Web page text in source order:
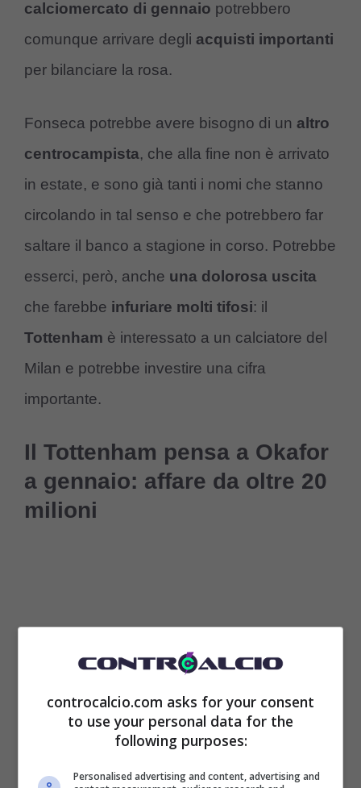
calciomercato di gennaio potrebbero
comunque arrivare degli acquisti importanti
per bilanciare la rosa.
Fonseca potrebbe avere bisogno di un altro
centrocampista, che alla fine non è arrivato
in estate, e sono già tanti i nomi che stanno
circolando in tal senso e che potrebbero far
saltare il banco a stagione in corso. Potrebbe
esserci, però, anche una dolorosa uscita
che farebbe infuriare molti tifosi: il
Tottenham è interessato a un calciatore del
Milan e potrebbe investire una cifra
importante.
Il Tottenham pensa a Okafor
a gennaio: affare da oltre 20
milioni
Noah Okafor ha mostrato in più occasioni la
controcalcio.com asks for your consent
to use your personal data for the
following purposes:
Personalised advertising and content, advertising and